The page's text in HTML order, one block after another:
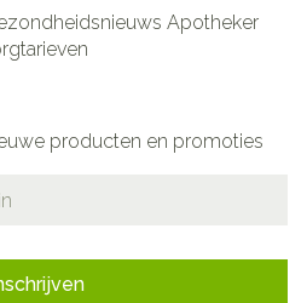
Apotheker
producten en promoties